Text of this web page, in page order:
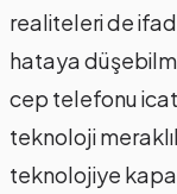
realiteleri de
hataya
cep telefonu
teknoloji
teknolojiye